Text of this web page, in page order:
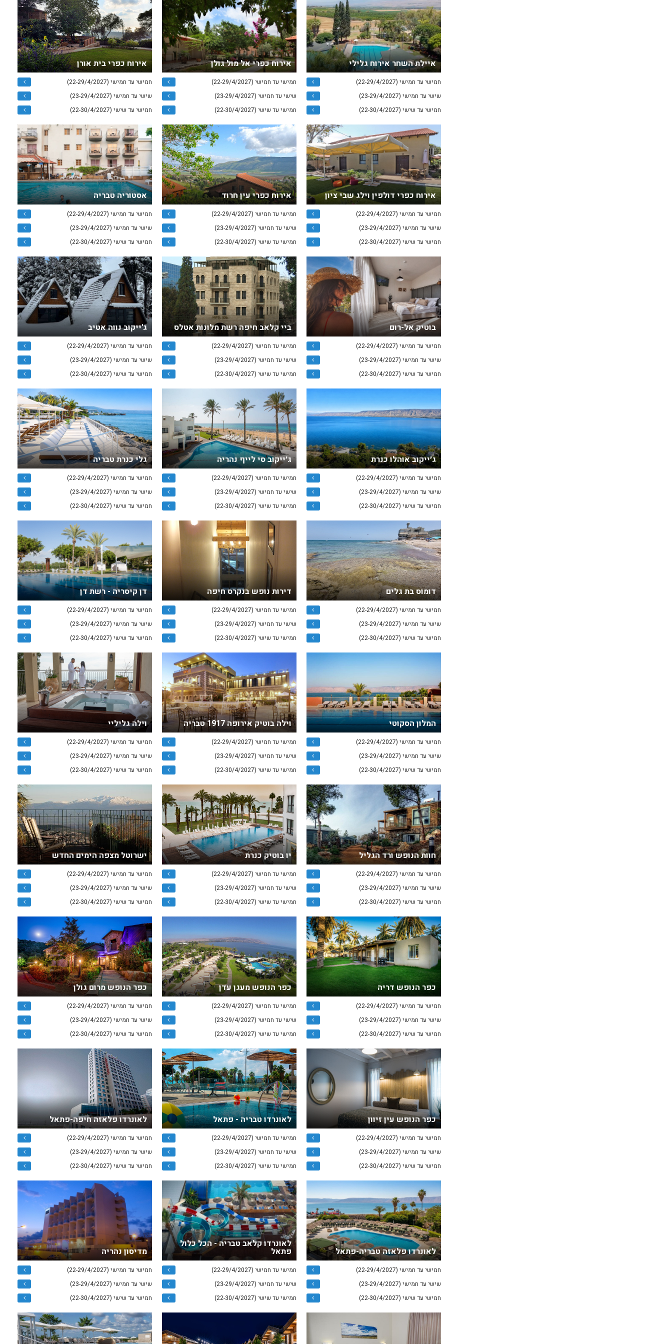
איילת השחר אירוח גלילי
חמישי עד חמישי (22-29/4/2027)
שישי עד חמישי (23-29/4/2027)
חמישי עד שישי (22-30/4/2027)
אירוח כפרי אל מול גולן
חמישי עד חמישי (22-29/4/2027)
שישי עד חמישי (23-29/4/2027)
חמישי עד שישי (22-30/4/2027)
אירוח כפרי בית אורן
חמישי עד חמישי (22-29/4/2027)
שישי עד חמישי (23-29/4/2027)
חמישי עד שישי (22-30/4/2027)
אירוח כפרי דולפין וילג שבי ציון
חמישי עד חמישי (22-29/4/2027)
שישי עד חמישי (23-29/4/2027)
חמישי עד שישי (22-30/4/2027)
אירוח כפרי עין חרוד
חמישי עד חמישי (22-29/4/2027)
שישי עד חמישי (23-29/4/2027)
חמישי עד שישי (22-30/4/2027)
אסטוריה טבריה
חמישי עד חמישי (22-29/4/2027)
שישי עד חמישי (23-29/4/2027)
חמישי עד שישי (22-30/4/2027)
בוטיק אל-רום
חמישי עד חמישי (22-29/4/2027)
שישי עד חמישי (23-29/4/2027)
חמישי עד שישי (22-30/4/2027)
ביי קלאב חיפה רשת מלונות אטלס
חמישי עד חמישי (22-29/4/2027)
שישי עד חמישי (23-29/4/2027)
חמישי עד שישי (22-30/4/2027)
ג'ייקוב נווה אטיב
חמישי עד חמישי (22-29/4/2027)
שישי עד חמישי (23-29/4/2027)
חמישי עד שישי (22-30/4/2027)
ג׳ייקוב אוהלו כנרת
חמישי עד חמישי (22-29/4/2027)
שישי עד חמישי (23-29/4/2027)
חמישי עד שישי (22-30/4/2027)
ג׳ייקוב סי לייף נהריה
חמישי עד חמישי (22-29/4/2027)
שישי עד חמישי (23-29/4/2027)
חמישי עד שישי (22-30/4/2027)
גלי כנרת טבריה
חמישי עד חמישי (22-29/4/2027)
שישי עד חמישי (23-29/4/2027)
חמישי עד שישי (22-30/4/2027)
דומוס בת גלים
חמישי עד חמישי (22-29/4/2027)
שישי עד חמישי (23-29/4/2027)
חמישי עד שישי (22-30/4/2027)
דירות נופש בנקרס חיפה
חמישי עד חמישי (22-29/4/2027)
שישי עד חמישי (23-29/4/2027)
חמישי עד שישי (22-30/4/2027)
דן קיסריה - רשת דן
חמישי עד חמישי (22-29/4/2027)
שישי עד חמישי (23-29/4/2027)
חמישי עד שישי (22-30/4/2027)
המלון הסקוטי
חמישי עד חמישי (22-29/4/2027)
שישי עד חמישי (23-29/4/2027)
חמישי עד שישי (22-30/4/2027)
וילה בוטיק אירופה 1917 טבריה
חמישי עד חמישי (22-29/4/2027)
שישי עד חמישי (23-29/4/2027)
חמישי עד שישי (22-30/4/2027)
וילה גליליי
חמישי עד חמישי (22-29/4/2027)
שישי עד חמישי (23-29/4/2027)
חמישי עד שישי (22-30/4/2027)
חוות הנופש ורד הגליל
חמישי עד חמישי (22-29/4/2027)
שישי עד חמישי (23-29/4/2027)
חמישי עד שישי (22-30/4/2027)
יו בוטיק כנרת
חמישי עד חמישי (22-29/4/2027)
שישי עד חמישי (23-29/4/2027)
חמישי עד שישי (22-30/4/2027)
ישרוטל מצפה הימים החדש
חמישי עד חמישי (22-29/4/2027)
שישי עד חמישי (23-29/4/2027)
חמישי עד שישי (22-30/4/2027)
כפר הנופש דריה
חמישי עד חמישי (22-29/4/2027)
שישי עד חמישי (23-29/4/2027)
חמישי עד שישי (22-30/4/2027)
כפר הנופש מעגן עדן
חמישי עד חמישי (22-29/4/2027)
שישי עד חמישי (23-29/4/2027)
חמישי עד שישי (22-30/4/2027)
כפר הנופש מרום גולן
חמישי עד חמישי (22-29/4/2027)
שישי עד חמישי (23-29/4/2027)
חמישי עד שישי (22-30/4/2027)
כפר הנופש עין זיוון
חמישי עד חמישי (22-29/4/2027)
שישי עד חמישי (23-29/4/2027)
חמישי עד שישי (22-30/4/2027)
לאונרדו טבריה - פתאל
חמישי עד חמישי (22-29/4/2027)
שישי עד חמישי (23-29/4/2027)
חמישי עד שישי (22-30/4/2027)
לאונרדו פלאזה חיפה-פתאל
חמישי עד חמישי (22-29/4/2027)
שישי עד חמישי (23-29/4/2027)
חמישי עד שישי (22-30/4/2027)
לאונרדו פלאזה טבריה-פתאל
חמישי עד חמישי (22-29/4/2027)
שישי עד חמישי (23-29/4/2027)
חמישי עד שישי (22-30/4/2027)
לאונרדו קלאב טבריה - הכל כלול
פתאל
חמישי עד חמישי (22-29/4/2027)
שישי עד חמישי (23-29/4/2027)
חמישי עד שישי (22-30/4/2027)
מדיסון נהריה
חמישי עד חמישי (22-29/4/2027)
שישי עד חמישי (23-29/4/2027)
חמישי עד שישי (22-30/4/2027)